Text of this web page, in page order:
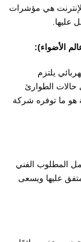
هي مؤشرات
عليها.
الأضواء):
يلتزم
حالات الطوارئ
هو ما توفره شركة
المطلوب الفني
عليها ويسعى